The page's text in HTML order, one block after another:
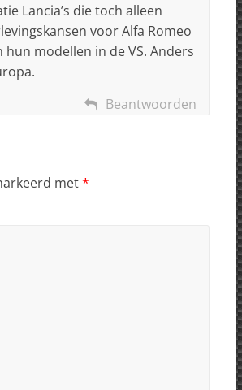
Lancia’s die toch alleen
voor Alfa Romeo
modellen in de VS. Anders
Beantwoorden
met*